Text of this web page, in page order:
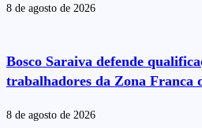
8 de agosto de 2026
Bosco Saraiva defende
trabalhadores da Zona Franca
8 de agosto de 2026